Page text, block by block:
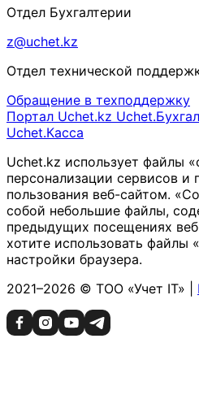
Отдел Бухгалтерии
z@uchet.kz
Отдел технической
Обращение в техподдержку
Портал Uchet.kz
Uchet.Касса
Uchet.kz использует файлы
персонализации сервисов и
пользования веб-сайтом.
собой небольшие файлы,
предыдущих посещениях
хотите использовать файлы
настройки браузера.
2021–2026 © ТОО «Учет IT» |